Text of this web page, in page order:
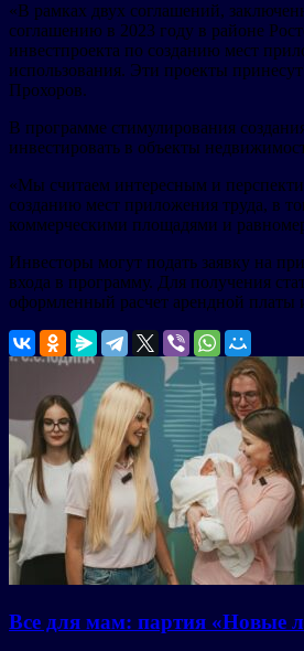
«В рамках двух соглашений,
соглашению в 2023 году в районе
инвестпроекта по созданию мест
использования. Эти проекты
Прохоров.
В программе стимулирования
инвестировать в объекты
«Мы считаем интересным и
созданию мест приложения труда, в
коммерческими площадями и
Инвесторы могут подать заявку на
входа в программу. Для получения
оформленный расчет арендной платы
Все для мам: партия «Новые